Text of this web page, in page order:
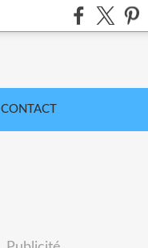
CONTACT